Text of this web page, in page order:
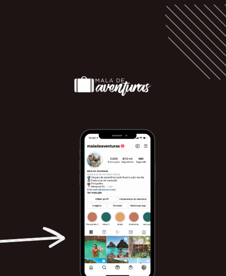
https://www.maladeaventuras.com/frio-no-rio-de-janeiro/